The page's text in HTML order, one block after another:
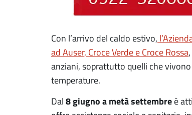
Con l’arrivo del caldo estivo,
ad Auser, Croce Verde e Croce Rossa
anziani, soprattutto quelli che
temperature.
Dal 8 giugno a metà settembre è